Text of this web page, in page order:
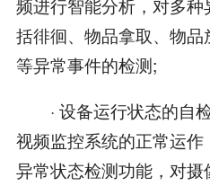
频进行智能分析，对多
括徘徊、物品拿取、物
等异常事件的检测;
· 设备运行状态的自
视频监控系统的正常运
异常状态检测功能，对